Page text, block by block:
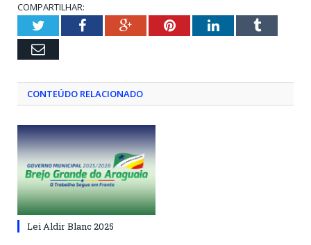
COMPARTILHAR:
TwitterFacebookGoogle+PinterestLinkedInTumblr
Email
CONTEÚDO RELACIONADO
Lei Aldir Blanc 2025